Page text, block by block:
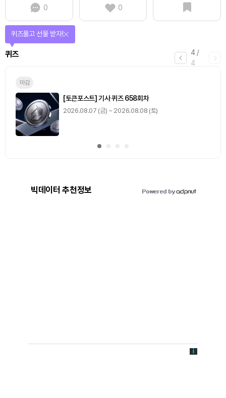
0
0
4 /
4
퀴즈
퀴즈풀고 선물 받자!
마감
[토큰포스트] 기사 퀴즈 658회차
2026.08.07 (금) ~ 2026.08.08 (토)
빅데이터 추천정보